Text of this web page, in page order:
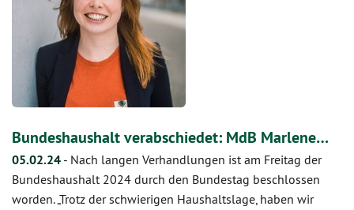
Bundeshaushalt verabschiedet: MdB Marlene…
05.02.24 - Nach langen Verhandlungen ist am Freitag der
Bundeshaushalt 2024 durch den Bundestag beschlossen
worden. „Trotz der schwierigen Haushaltslage, haben wir